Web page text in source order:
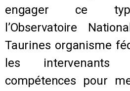
engager ce
l’Observatoire
Taurines organisme
les intervenants
compétences pour